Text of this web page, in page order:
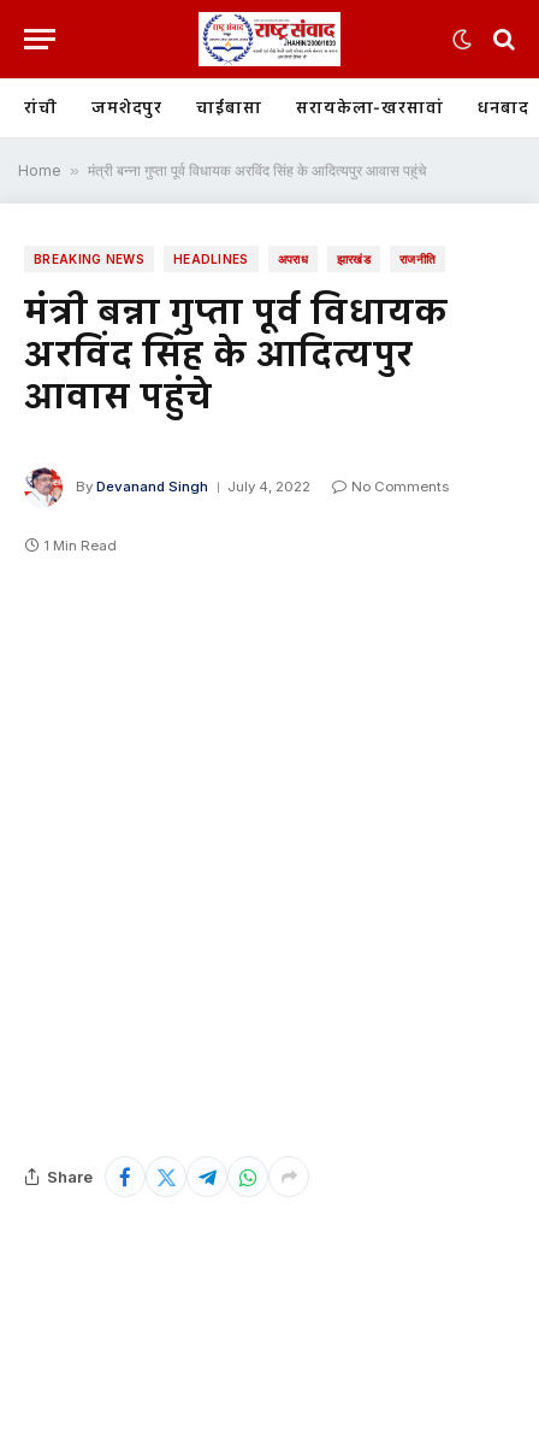
रांची जमशेदपुर चाईबासा सरायकेला-खरसावां धनबाद
Home » मंत्री बन्ना गुप्ता पूर्व विधायक अरविंद सिंह के आदित्यपुर आवास पहुंचे
BREAKING NEWS HEADLINES अपराध झारखंड राजनीति
मंत्री बन्ना गुप्ता पूर्व विधायक
अरविंद सिंह के आदित्यपुर
आवास पहुंचे
By Devanand Singh July 4, 2022 No Comments
1 Min Read
Share